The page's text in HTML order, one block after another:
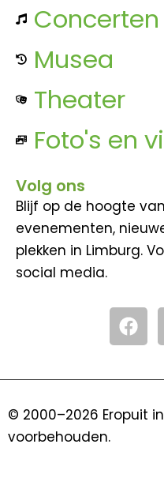
Concerten
Musea
Theater
Foto's en
Volg ons
Blijf op de hoogte
evenementen,
plekken in Limburg.
social media.
F
a
c
o
© 2000–2026 Eropuit
voorbehouden.